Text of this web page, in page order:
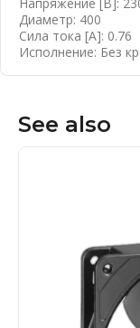
Диаметр: 400
Сила тока [А]: 0.76
Исполнение: Без
See also